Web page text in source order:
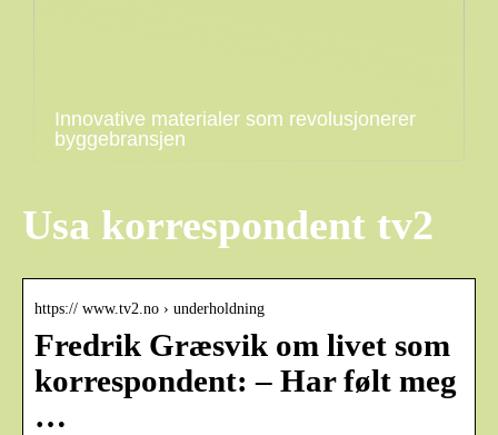
Innovative materialer som revolusjonerer
byggebransjen
Usa korrespondent tv2
https:// www.tv2.no › underholdning
Fredrik Græsvik om livet som
korrespondent: – Har følt meg
…